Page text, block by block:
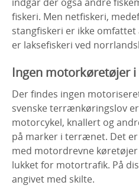
fiskeri. Men netfiskeri,
stangfiskeri er ikke
er laksefiskeri ved
Ingen motorkøretøjer
Der findes ingen
svenske terrænkøringslov
motorcykel, knallert og
på marker i terrænet. Det
med motordrevne
lukket for motortrafik. På
angivet med skilte.